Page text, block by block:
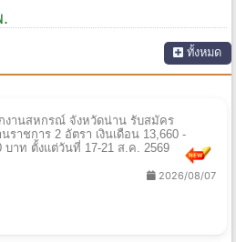
ทั้งหมด
งานสหกรณ์ จังหวัดน่าน รับสมัคร
ราชการ 2 อัตรา เงินเดือน 13,660 -
บาท ตั้งแต่วันที่ 17-21 ส.ค. 2569
2026/08/07